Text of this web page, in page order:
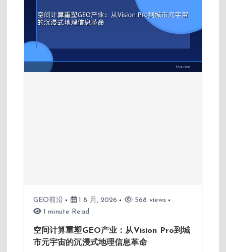
GEO前沿 1 8 月, 2026
568 views
1 minute Read
空间计算重塑GEO产业：从Vision Pro到城
市元宇宙的沉浸式地理信息革命